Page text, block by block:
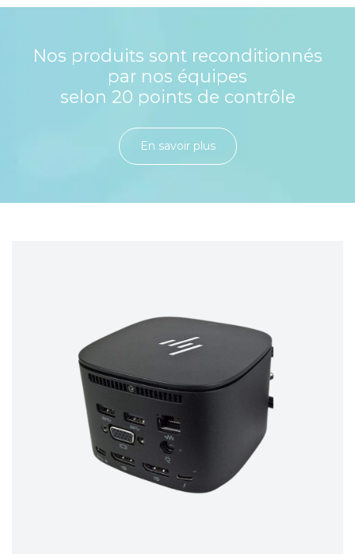
Nos produits sont reconditionnés
par nos équipes
selon 20 points de contrôle
En savoir plu​​​​​​​​​​​​​​​​s